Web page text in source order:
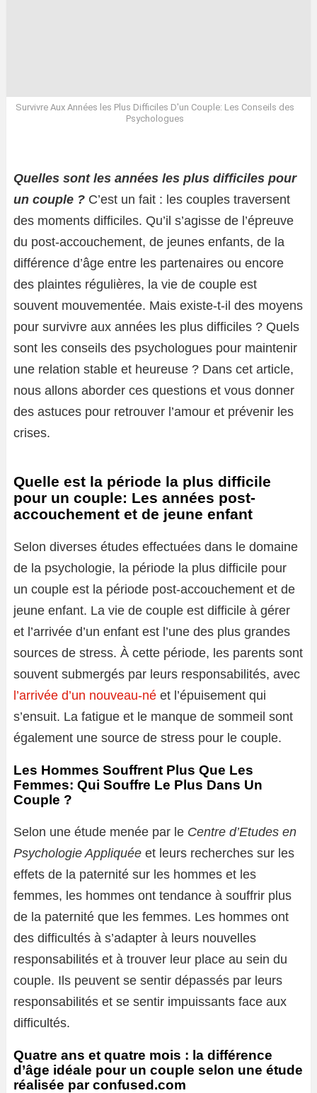
Survivre Aux Années les Plus Difficiles D'un Couple: Les Conseils des
Psychologues
Quelles sont les années les plus difficiles pour
un couple ? C’est un fait : les couples traversent
des moments difficiles. Qu’il s’agisse de l’épreuve
du post-accouchement, de jeunes enfants, de la
différence d’âge entre les partenaires ou encore
des plaintes régulières, la vie de couple est
souvent mouvementée. Mais existe-t-il des moyens
pour survivre aux années les plus difficiles ? Quels
sont les conseils des psychologues pour maintenir
une relation stable et heureuse ? Dans cet article,
nous allons aborder ces questions et vous donner
des astuces pour retrouver l’amour et prévenir les
crises.
Quelle est la période la plus difficile
pour un couple: Les années post-
accouchement et de jeune enfant
Selon diverses études effectuées dans le domaine
de la psychologie, la période la plus difficile pour
un couple est la période post-accouchement et de
jeune enfant. La vie de couple est difficile à gérer
et l’arrivée d’un enfant est l’une des plus grandes
sources de stress. À cette période, les parents sont
souvent submergés par leurs responsabilités, avec
l’arrivée d’un nouveau-né et l’épuisement qui
s’ensuit. La fatigue et le manque de sommeil sont
également une source de stress pour le couple.
Les Hommes Souffrent Plus Que Les
Femmes: Qui Souffre Le Plus Dans Un
Couple ?
Selon une étude menée par le Centre d’Etudes en
Psychologie Appliquée et leurs recherches sur les
effets de la paternité sur les hommes et les
femmes, les hommes ont tendance à souffrir plus
de la paternité que les femmes. Les hommes ont
des difficultés à s’adapter à leurs nouvelles
responsabilités et à trouver leur place au sein du
couple. Ils peuvent se sentir dépassés par leurs
responsabilités et se sentir impuissants face aux
difficultés.
Quatre ans et quatre mois : la différence
d’âge idéale pour un couple selon une étude
réalisée par confused.com